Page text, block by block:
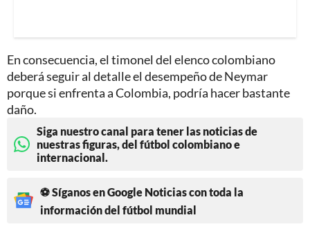
En consecuencia, el timonel del elenco colombiano
deberá seguir al detalle el desempeño de Neymar
porque si enfrenta a Colombia, podría hacer bastante
daño.
Siga nuestro canal para tener las noticias de
nuestras figuras, del fútbol colombiano e
internacional.
⚽ Síganos en Google Noticias con toda la
información del fútbol mundial